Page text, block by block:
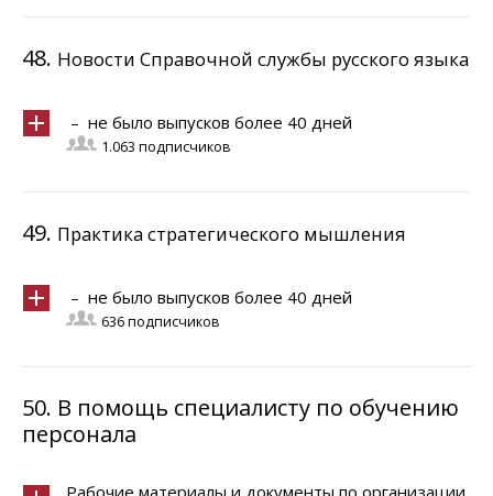
48. Новости Справочной службы русского языка
– не было выпусков более 40 дней
1.063 подписчиков
49. Практика стратегического мышления
– не было выпусков более 40 дней
636 подписчиков
50. В помощь специалисту по обучению
персонала
Рабочие материалы и документы по организации